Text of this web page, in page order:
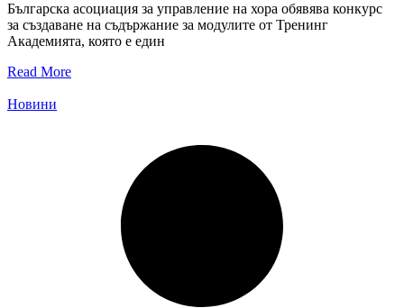
Българска асоциация за управление на хора обявява конкурс
за създаване на съдържание за модулите от Тренинг
Академията, която е един
Read More
Новини